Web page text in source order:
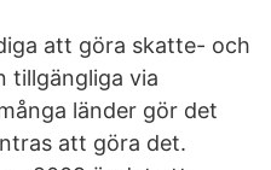
att göra skatte- och
tillgängliga via
länder gör det
att göra det.